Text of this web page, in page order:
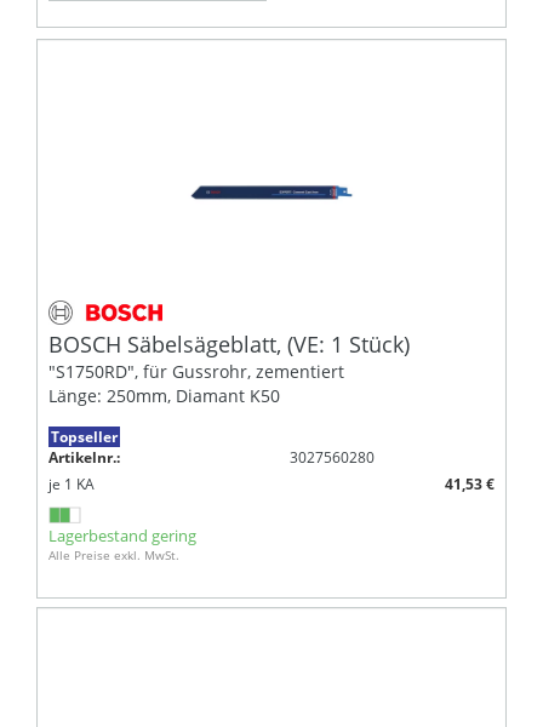
BOSCH Säbelsägeblatt, (VE: 1 Stück)
"S1750RD", für Gussrohr, zementiert
Länge: 250mm, Diamant K50
Topseller
Artikelnr.:
3027560280
je 1 KA 41,53 €
Lagerbestand gering
Alle Preise exkl. MwSt.